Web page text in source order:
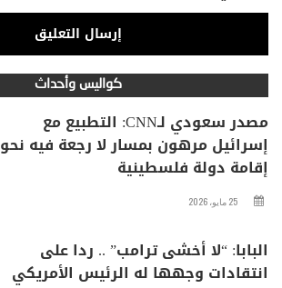
كواليس وأحداث
مصدر سعودي لـCNN: التطبيع مع
إسرائيل مرهون بمسار لا رجعة فيه نحو
إقامة دولة فلسطينية
25 مايو، 2026
البابا: “لا أخشى ترامب” .. ردا على
انتقادات وجهها له الرئيس الأمريكي